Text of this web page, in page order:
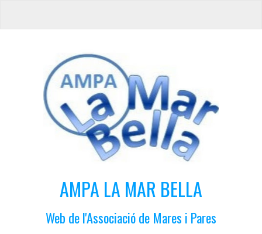
AMPA LA MAR BELLA
Web de l'Associació de Mares i Pares